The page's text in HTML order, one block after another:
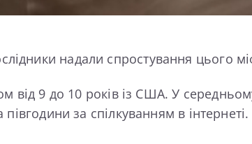
надали спростування цього
від 9 до 10 років із США. У
за спілкуванням в інтернеті.